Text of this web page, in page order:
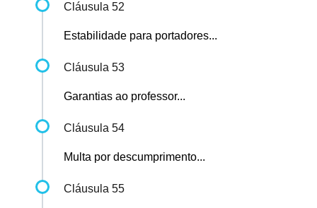
Cláusula 52
Estabilidade para portadores...
Cláusula 53
Garantias ao professor...
Cláusula 54
Multa por descumprimento...
Cláusula 55